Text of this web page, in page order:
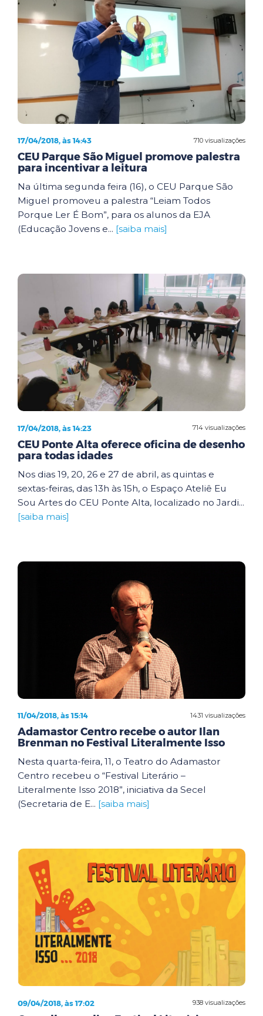
710 visualizações
17/04/2018, às 14:43
CEU Parque São Miguel promove palestra
para incentivar a leitura
Na última segunda feira (16), o CEU Parque São
Miguel promoveu a palestra “Leiam Todos
Porque Ler É Bom”, para os alunos da EJA
(Educação Jovens e... [saiba mais]
714 visualizações
17/04/2018, às 14:23
CEU Ponte Alta oferece oficina de desenho
para todas idades
Nos dias 19, 20, 26 e 27 de abril, as quintas e
sextas-feiras, das 13h às 15h, o Espaço Ateliê Eu
Sou Artes do CEU Ponte Alta, localizado no Jardi...
[saiba mais]
1431 visualizações
11/04/2018, às 15:14
Adamastor Centro recebe o autor Ilan
Brenman no Festival Literalmente Isso
Nesta quarta-feira, 11, o Teatro do Adamastor
Centro recebeu o “Festival Literário –
Literalmente Isso 2018”, iniciativa da Secel
(Secretaria de E... [saiba mais]
938 visualizações
09/04/2018, às 17:02